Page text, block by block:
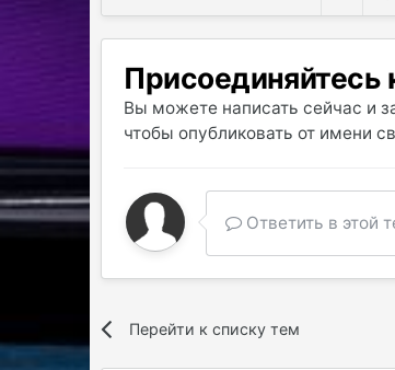
Вы можете написать сейчас и
чтобы опубликовать от имени
Ответить в этой
Перейти к списку тем